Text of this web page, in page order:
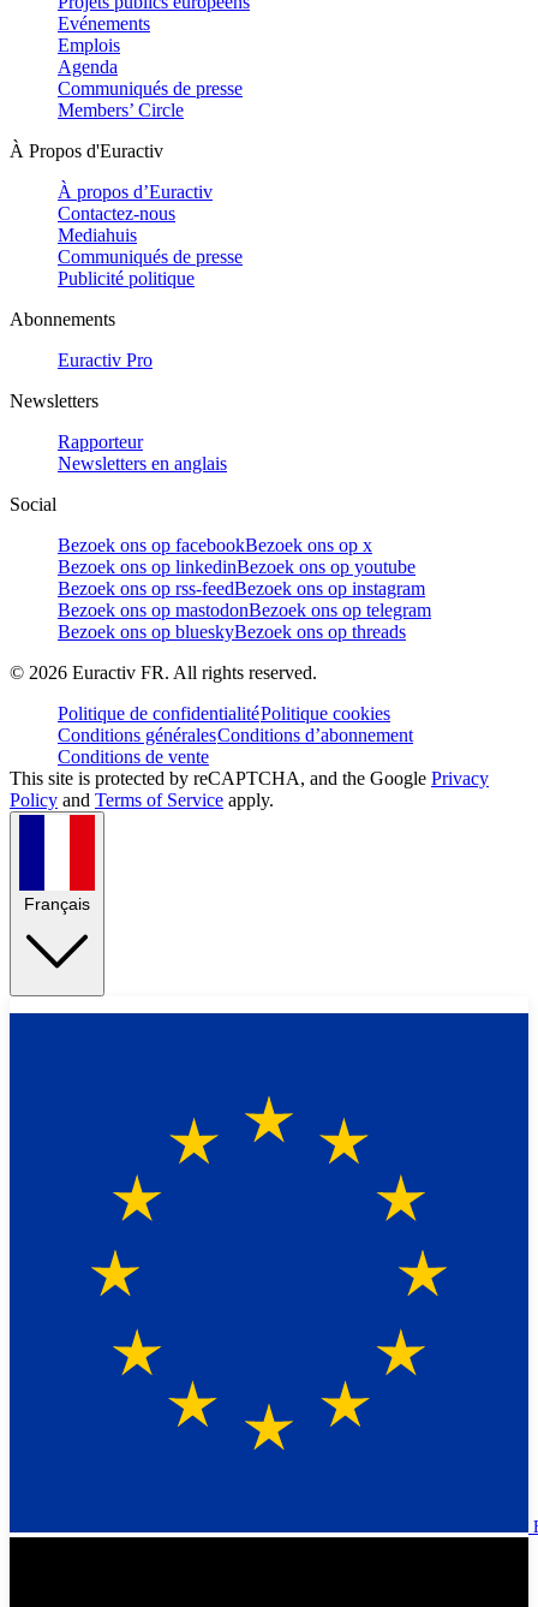
Evénements
Emplois
Agenda
Communiqués de presse
Members’ Circle
À Propos d'Euractiv
À propos d’Euractiv
Contactez-nous
Mediahuis
Communiqués de presse
Publicité politique
Abonnements
Euractiv Pro
Newsletters
Rapporteur
Newsletters en anglais
Social
Bezoek ons op facebookBezoek ons op x
Bezoek ons op linkedinBezoek ons op youtube
Bezoek ons op rss-feedBezoek ons op instagram
Bezoek ons op mastodonBezoek ons op telegram
Bezoek ons op blueskyBezoek ons op threads
© 2026 Euractiv FR. All rights reserved.
Politique de confidentialitéPolitique cookies
Conditions généralesConditions d’abonnement
Conditions de vente
This site is protected by reCAPTCHA, and the Google Privacy
Policy and Terms of Service apply.
Français